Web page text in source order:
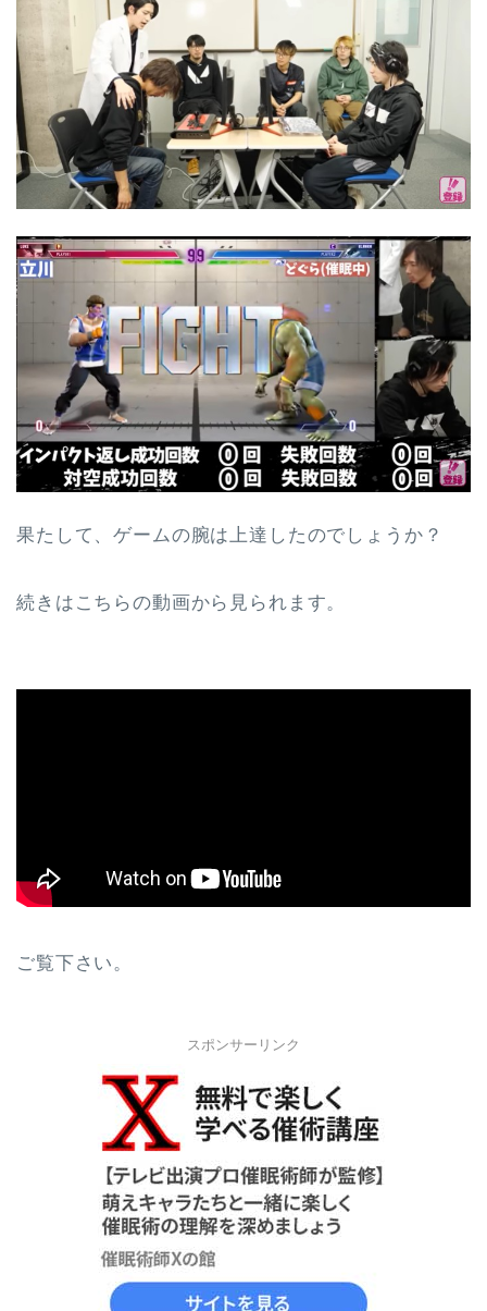
果たして、ゲームの腕は上達したのでしょうか？
続きはこちらの動画から見られます。
ご覧下さい。
スポンサーリンク